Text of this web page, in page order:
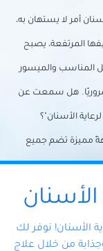
أمر لا يستهان به،
المرتفعة، يصبح
المناسب والميسور
ضروريًا. هل سمعت عن
الأسنان"؟
مميزة تضم جميع
تحت سقف واحد،
شاملًا لجميع
الخبرة، ستجد نفسك
الأسنان
الأسنان! نوفر لك
من خلال علاج